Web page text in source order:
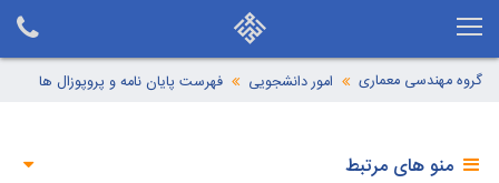
گروه مهندسی معماری امور دانشجویی فهرست پایان نامه و پروپوزال ها
منو های مرتبط